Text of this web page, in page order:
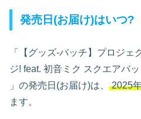
発売日(お届け)はいつ?
「【グッズ-バッチ】プロジェ
ジ! feat. 初音ミク スクエアバ
」の発売日(お届け)は、 2025
ます。